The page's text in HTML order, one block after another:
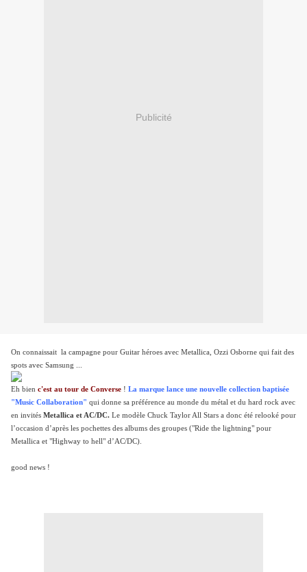
Publicité
On connaissait la campagne pour Guitar héroes avec Metallica, Ozzi Osborne qui fait des
spots avec Samsung ...
Eh bien c'est au tour de Converse ! La marque lance une nouvelle collection baptisée
"Music Collaboration" qui donne sa préférence au monde du métal et du hard rock avec
en invités Metallica et AC/DC. Le modèle Chuck Taylor All Stars a donc été relooké pour
l’occasion d’après les pochettes des albums des groupes ("Ride the lightning" pour
Metallica et "Highway to hell" d’AC/DC).
good news !